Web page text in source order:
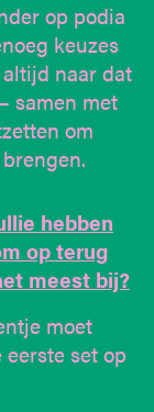
op podia
keuzes
naar dat
samen met
om
hebben
op terug
meest bij?
moet
set op